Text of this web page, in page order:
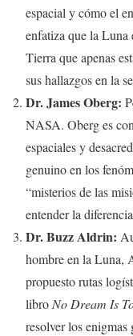
espacial y cómo el
enfatiza que la Luna
Tierra que apenas
sus hallazgos en la
Dr. James Oberg:
NASA. Oberg es
espaciales y
genuino en los
“misterios de las
entender la
Dr. Buzz Aldrin:
hombre en la Luna,
propuesto rutas
libro No Dream Is
resolver los enigmas